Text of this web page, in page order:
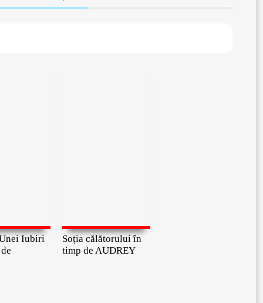
Iubiri
Soția călătorului în
timp de AUDREY